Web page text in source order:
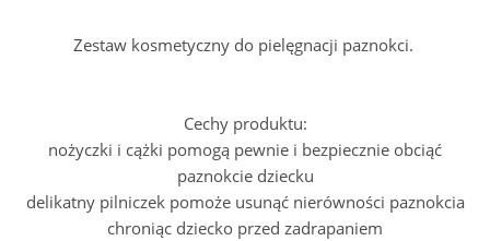
Zestaw kosmetyczny do pielęgnacji paznokci.
Cechy produktu:
nożyczki i cążki pomogą pewnie i bezpiecznie obciąć
paznokcie dziecku
delikatny pilniczek pomoże usunąć nierówności paznokcia
chroniąc dziecko przed zadrapaniem